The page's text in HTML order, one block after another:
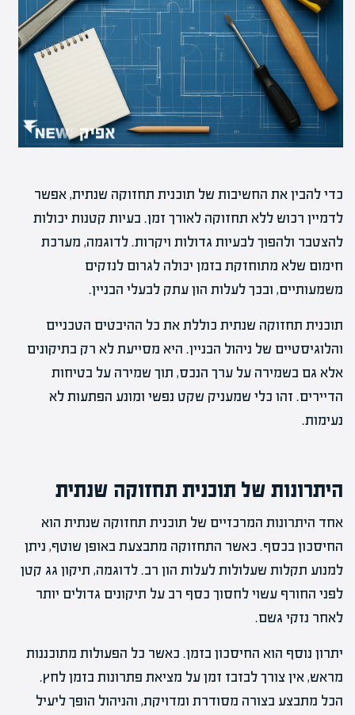
כדי להבין את החשיבות של תוכנית תחזוקה שנתית, אפשר
לדמיין רכוש ללא תחזוקה לאורך זמן. בעיות קטנות יכולות
להצטבר ולהפוך לבעיות גדולות ויקרות. לדוגמה, מערכת
חימום שלא מתוחזקת בזמן יכולה לגרום לנזקים
משמעותיים, ובכך לעלות הון עתק לבעלי הבניין.
תוכנית תחזוקה שנתית כוללת את כל ההיבטים הטכניים
והלוגיסטיים של ניהול הבניין. היא מסייעת לא רק בתיקונים
אלא גם בשמירה על ערך הנכס, תוך שמירה על בטיחות
הדיירים. זהו כלי שמעניק שקט נפשי ומונע הפתעות לא
נעימות.
היתרונות של תוכנית תחזוקה שנתית
אחד היתרונות המרכזיים של תוכנית תחזוקה שנתית הוא
החיסכון בכסף. כאשר התחזוקה מתבצעת באופן שוטף, ניתן
למנוע תקלות שעלולות לעלות הון רב. לדוגמה, תיקון גג קטן
לפני החורף עשוי לחסוך כסף רב על תיקונים גדולים יותר
לאחר נזקי גשם.
יתרון נוסף הוא החיסכון בזמן. כאשר כל הפעולות מתוכננות
מראש, אין צורך לבזבז זמן על מציאת פתרונות בזמן לחץ.
הכל מתבצע בצורה מסודרת ומדויקת, והניהול הופך ליעיל